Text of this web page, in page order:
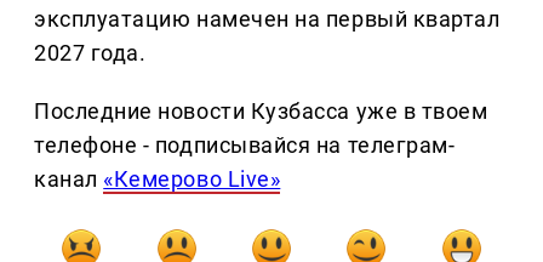
эксплуатацию намечен на первый квартал
2027 года.
Последние новости Кузбасса уже в твоем
телефоне - подписывайся на телеграм-
канал «Кемерово Live»